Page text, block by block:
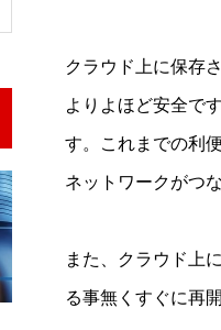
クラウド上に保存
よりよほど安全で
す。これまでの利
ネットワークがつ
また、クラウド上
る事無くすぐに再